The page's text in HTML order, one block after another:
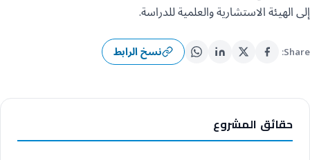
إلى الهيئة الاستشارية والعلمية للدراسة.
Share: نسخ الرابط
حقائق المشروع